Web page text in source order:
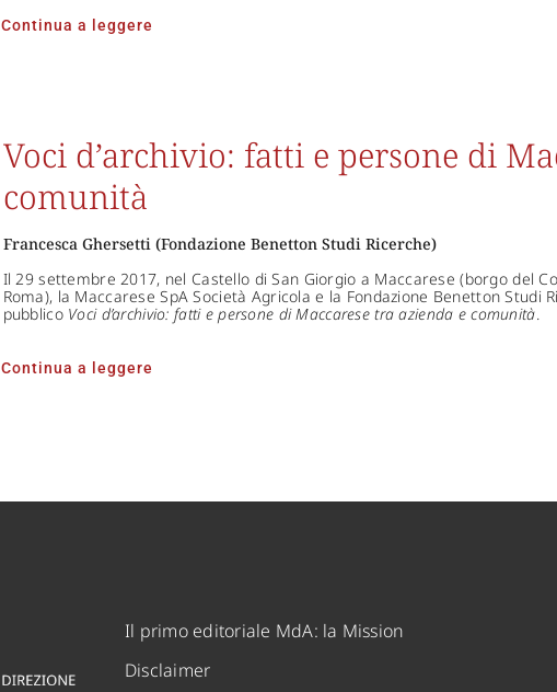
Continua a leggere
Voci d’archivio: fatti e persone di
comunità
Francesca Ghersetti (Fondazione Benetton Studi Ricerche)
Il 29 settembre 2017, nel Castello di San Giorgio a Maccarese (borgo del
Roma), la Maccarese SpA Società Agricola e la Fondazione Benetton Studi
pubblico Voci d’archivio: fatti e persone di Maccarese tra azienda e comunità.
Continua a leggere
Il primo editoriale MdA: la Mission
Disclaimer